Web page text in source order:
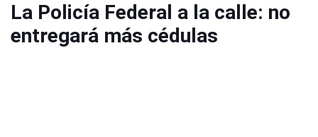
La Policía Federal a la calle: no
entregará más cédulas